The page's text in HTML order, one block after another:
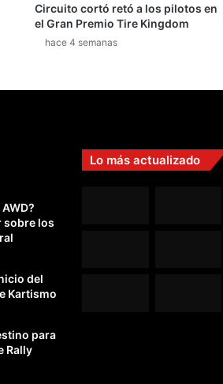
Circuito cortó retó a los pilotos en
el Gran Premio Tire Kingdom
hace 4 semanas
sobre los
del
Kartismo
para
Rally
Lo más actualizado